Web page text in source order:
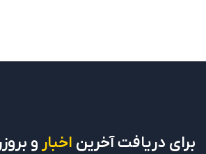
برای دریافتآخرین اخبار و